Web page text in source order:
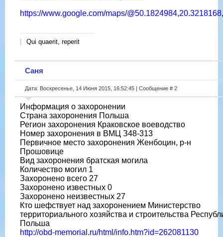
https://www.google.com/maps/
Qui quaerit, reperit
Саня
Дата: Воскресенье, 14 Июня 2015, 16:52:45 | Сообщение # 2
Информация о захоронении
Страна захоронения Польша
Регион захоронения Краковское воеводство
Номер захоронения в ВМЦ З48-313
Первичное место захоронения Женбоцин, р-н
Прошовице
Вид захоронения братская могила
Количество могил 1
Захоронено всего 27
Захоронено известных 0
Захоронено неизвестных 27
Кто шефствует над захоронением Министерство
территориального хозяйства и строительства
Польша
http://obd-memorial.ru/html/info.htm?id=262081130